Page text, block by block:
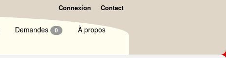
Connexion Contact
Demandes 0 À propos